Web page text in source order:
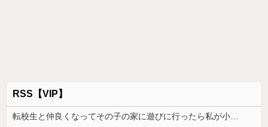
RSS【VIP】